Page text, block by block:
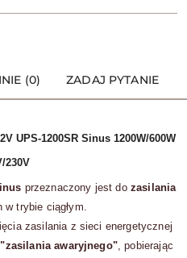
(0) ZADAJ PYTANIE
UPS-1200SR Sinus 1200W/600W
230V
przeznaczony jest do zasilania
w trybie ciągłym.
zasilania z sieci energetycznej
awaryjnego", pobierając